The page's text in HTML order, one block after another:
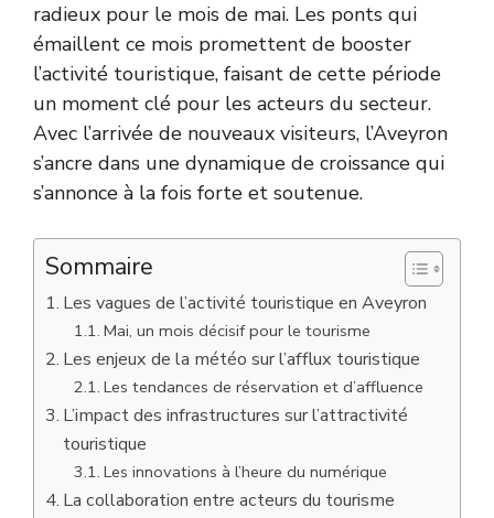
radieux pour le mois de mai. Les ponts qui
émaillent ce mois promettent de booster
l’activité touristique, faisant de cette période
un moment clé pour les acteurs du secteur.
Avec l’arrivée de nouveaux visiteurs, l’Aveyron
s’ancre dans une dynamique de croissance qui
s’annonce à la fois forte et soutenue.
Sommaire
Les vagues de l’activité touristique en Aveyron
Mai, un mois décisif pour le tourisme
Les enjeux de la météo sur l’afflux touristique
Les tendances de réservation et d’affluence
L’impact des infrastructures sur l’attractivité
touristique
Les innovations à l’heure du numérique
La collaboration entre acteurs du tourisme